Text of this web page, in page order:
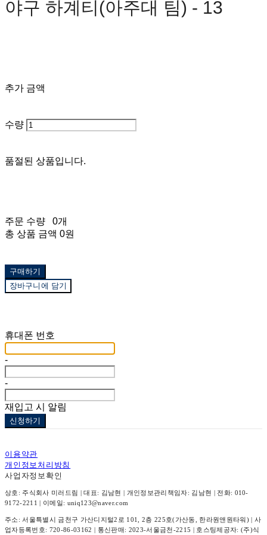
야구 하계티(아주대 팀) - 13
추가 금액
수량
품절된 상품입니다.
주문 수량
0개
총 상품 금액 0원
구매하기
장바구니에 담기
휴대폰 번호
-
-
재입고 시 알림
신청하기
이용약관
개인정보처리방침
사업자정보확인
상호: 주식회사 미러드림 | 대표: 김남현 | 개인정보관리책임자: 김남현 | 전화: 010-
9172-2211 | 이메일: uniq123@naver.com
주소: 서울특별시 금천구 가산디지털2로 101, 2층 225호(가산동, 한라원앤원타워) | 사
업자등록번호: 720-86-03162 | 통신판매: 2023-서울금천-2215 | 호스팅제공자: (주)식